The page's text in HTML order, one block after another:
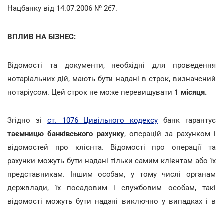
Нацбанку від 14.07.2006 № 267.
ВПЛИВ НА БІЗНЕС:
Відомості та документи, необхідні для проведення
нотаріальних дій, мають бути надані в строк, визначений
нотаріусом. Цей строк не може перевищувати 1 місяця.
Згідно зі ст. 1076 Цивільного кодексу банк гарантує
таємницю банківського рахунку, операцій за рахунком і
відомостей про клієнта. Відомості про операції та
рахунки можуть бути надані тільки самим клієнтам або їх
представникам. Іншим особам, у тому числі органам
держвлади, їх посадовим і службовим особам, такі
відомості можуть бути надані виключно у випадках і в